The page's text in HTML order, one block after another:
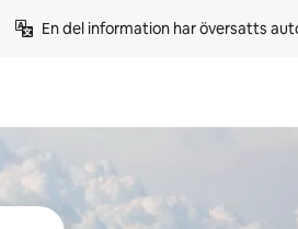
En del information har översatts